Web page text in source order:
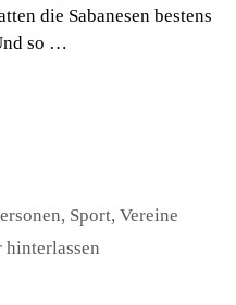
die Sabanesen bestens
so …
, Sport,Vereine
hinterlassen